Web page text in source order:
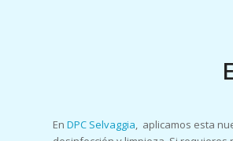
En DPC Selvaggia, aplicamos esta